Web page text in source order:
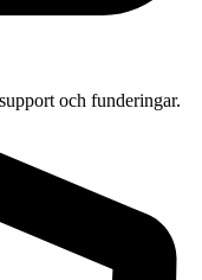
och funderingar.